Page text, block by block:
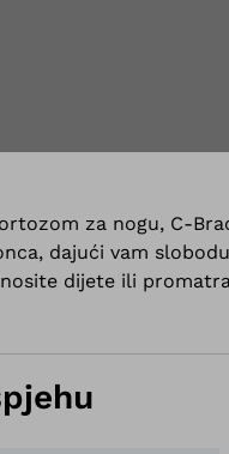
za nogu, C-
dajući vam slobodu
dijete ili